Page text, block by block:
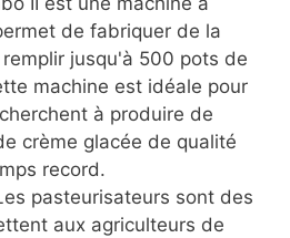
de fabriquer de la
jusqu'à 500 pots de
machine est idéale pour
à produire de
crème glacée de qualité
record.
pasteurisateurs sont des
aux agriculteurs de